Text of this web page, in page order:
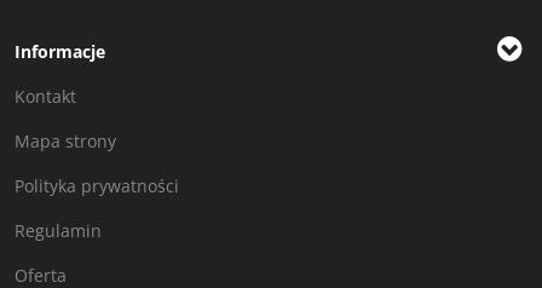
Informacje
Kontakt
Mapa strony
Polityka prywatności
Regulamin
Oferta